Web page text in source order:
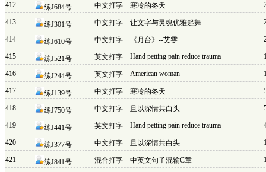
412 练J684号 中文打字 寒冷的冬天
413 练J301号 中文打字 让文字与灵魂优雅起舞
414 练J610号 中文打字 《月台》--艾雯
415 练J521号 英文打字 Hand petting pain reduce trauma
416 练J244号 英文打字 American woman
417 练J139号 中文打字 寒冷的冬天
418 练J750号 中文打字 且以深情共白头
419 练J441号 英文打字 Hand petting pain reduce trauma
420 练J377号 中文打字 且以深情共白头
421 练J841号 混合打字 中英文句子混输C章